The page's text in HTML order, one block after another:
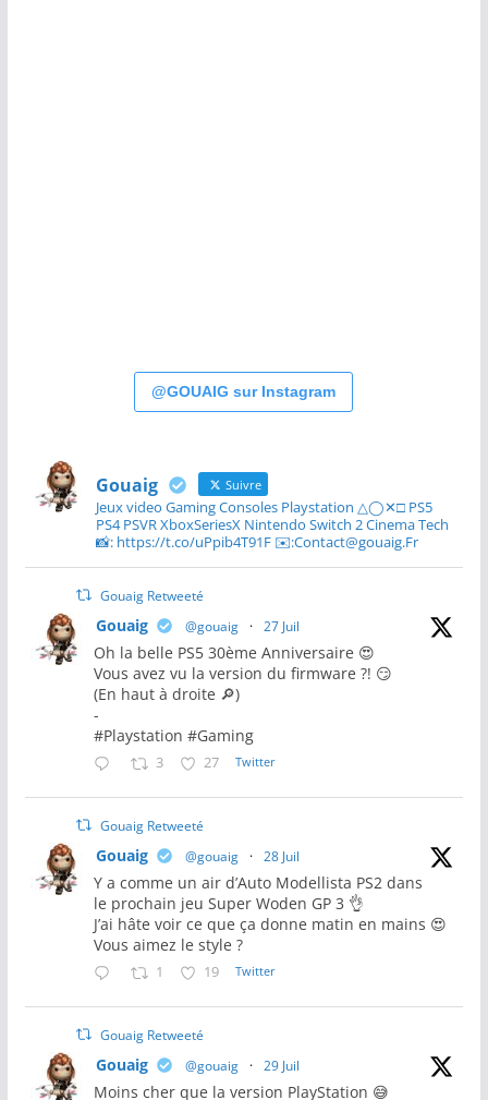
@GOUAIG sur Instagram
Gouaig Suivre
Jeux video Gaming Consoles Playstation △◯✕□ PS5
PS4 PSVR XboxSeriesX Nintendo Switch 2 Cinema Tech
📸: https://t.co/uPpib4T91F ✉️:Contact@gouaig.Fr
Gouaig Retweeté
Gouaig @gouaig · 27 Juil
Oh la belle PS5 30ème Anniversaire 😍
Vous avez vu la version du firmware ?! 😏
(En haut à droite 🔎)
-
#Playstation #Gaming
3 27 Twitter
Gouaig Retweeté
Gouaig @gouaig · 28 Juil
Y a comme un air d’Auto Modellista PS2 dans
le prochain jeu Super Woden GP 3 👌
J’ai hâte voir ce que ça donne matin en mains 😍
Vous aimez le style ?
1 19 Twitter
Gouaig Retweeté
Gouaig @gouaig · 29 Juil
Moins cher que la version PlayStation 😅